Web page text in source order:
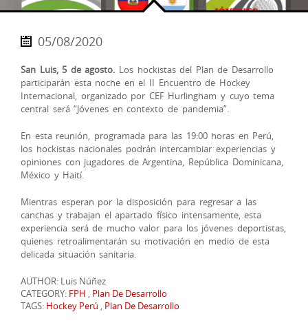
05/08/2020
San Luis, 5 de agosto. Los hockistas del Plan de Desarrollo
participarán esta noche en el II Encuentro de Hockey
Internacional, organizado por CEF Hurlingham y cuyo tema
central será “Jóvenes en contexto de pandemia”.
En esta reunión, programada para las 19:00 horas en Perú,
los hockistas nacionales podrán intercambiar experiencias y
opiniones con jugadores de Argentina, República Dominicana,
México y Haití.
Mientras esperan por la disposición para regresar a las
canchas y trabajan el apartado físico intensamente, esta
experiencia será de mucho valor para los jóvenes deportistas,
quienes retroalimentarán su motivación en medio de esta
delicada situación sanitaria.
AUTHOR: Luis Núñez
CATEGORY: FPH , Plan De Desarrollo
TAGS: Hockey Perú , Plan De Desarrollo